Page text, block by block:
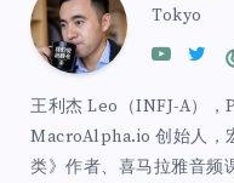
Tokyo
王利杰 Leo（INFJ-A），
MacroAlpha.io 创始人，
类》作者、喜马拉雅音频